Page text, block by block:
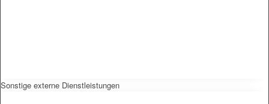
Sonstige externe Dienstleistungen